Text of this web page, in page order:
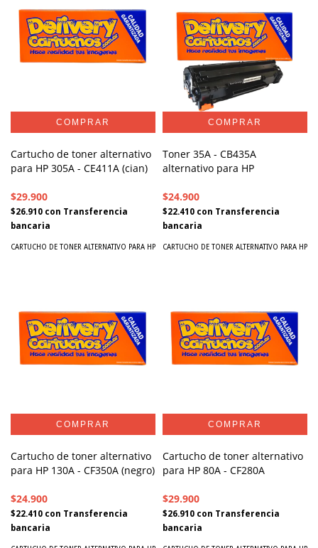
Cartucho de toner alternativo
para HP 305A - CE411A (cian)
$29.900
$26.910 con Transferencia
bancaria
CARTUCHO DE TONER ALTERNATIVO PARA HP
Toner 35A - CB435A
alternativo para HP
$24.900
$22.410 con Transferencia
bancaria
CARTUCHO DE TONER ALTERNATIVO PARA HP
Cartucho de toner alternativo
para HP 130A - CF350A (negro)
$24.900
$22.410 con Transferencia
bancaria
Cartucho de toner alternativo
para HP 80A - CF280A
$29.900
$26.910 con Transferencia
bancaria